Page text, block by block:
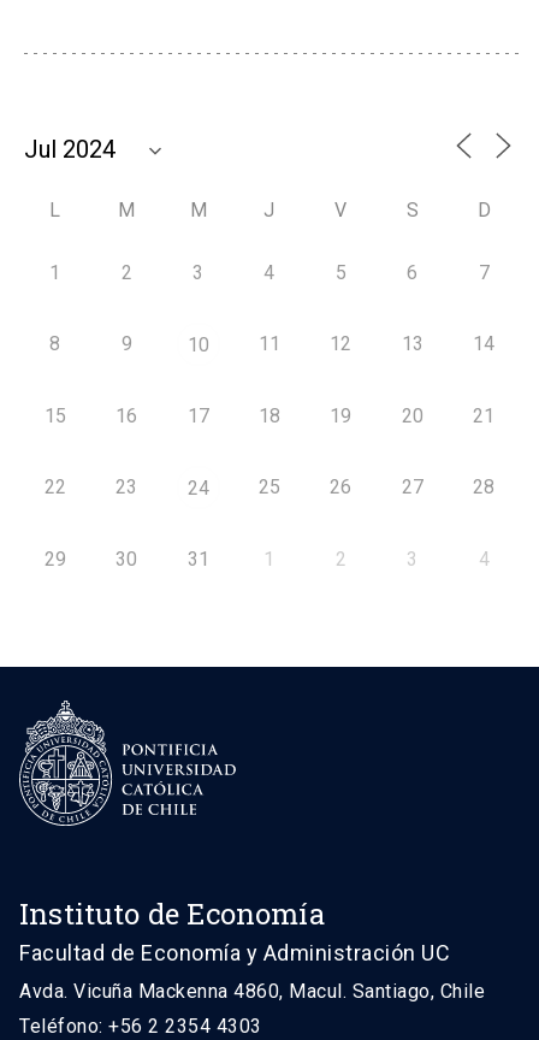
L M M J V S D
1 2 3 4 5 6 7
8 9 10 11 12 13 14
15 16 17 18 19 20 21
22 23 24 25 26 27 28
29 30 31 1 2 3 4
Instituto de Economía
Facultad de Economía y Administración UC
Avda. Vicuña Mackenna 4860, Macul. Santiago, Chile
Teléfono: +56 2 2354 4303